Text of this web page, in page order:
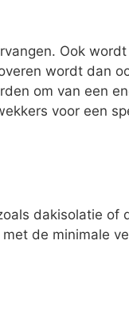
Ook
wordt dan
om van een
voor een
dakisolatie of
de minimale